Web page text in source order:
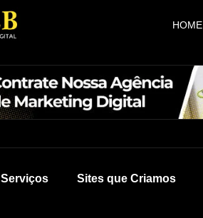
HOME
Serviços Sites que Criamos